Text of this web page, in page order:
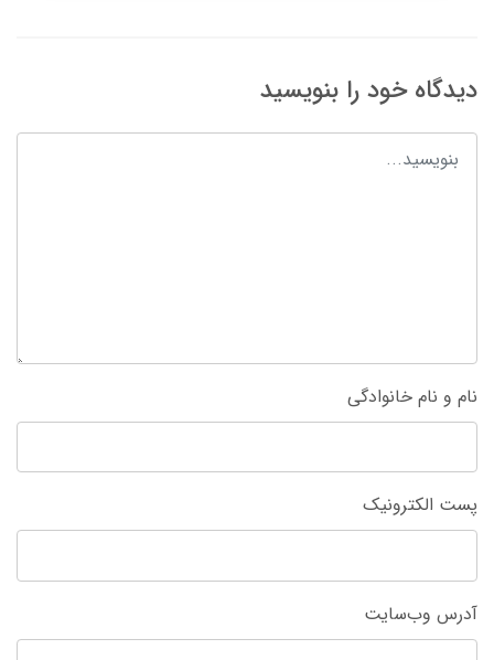
دیدگاه خود را بنویسید
نام و نام خانوادگی
پست الکترونیک
آدرس وب‌سایت